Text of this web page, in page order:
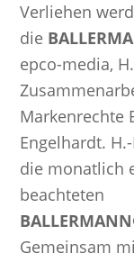
Verliehen
die
epco-media,
Markenrechte
Engelhardt.
die monatlich
beachteten
Gemeinsam